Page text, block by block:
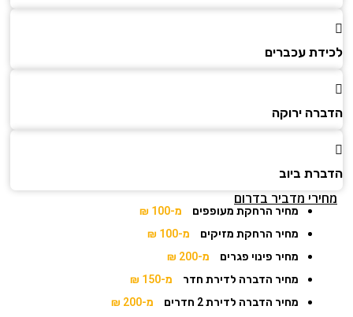
לכידת עכברים
הדברה ירוקה
הדברת ביוב
מחירי מדביר בדרום
מחיר הרחקת מעופפים
מ-100 ₪
מחיר הרחקת מזיקים
מ-100 ₪
מחיר פינוי פגרים
מ-200 ₪
מחיר הדברה לדירת חדר
מ-150 ₪
מחיר הדברה לדירת 2 חדרים
מ-200 ₪